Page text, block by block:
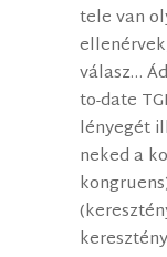
tele van
válasz…
to-date
lényegét
neked a